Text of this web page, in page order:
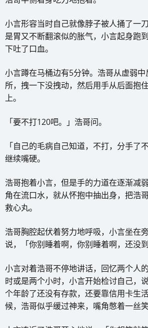
小言形容当时自己就像脖子被人捅了一
是胃又不断翻滚似的胀气，小言起身跑
下吐了口血。
小言蹲在马桶边有5分钟。浩哥从虚弱
所，拽一下没拽动，然后用手从后面抱
上。
「要不打120吧。」浩哥问。
「自己的毛病自己知道，不打，分手了
继续嘴硬。
浩哥抱着小言，但是手的力道在逐渐减
角在流口水，就从怀抱中抽出身，把浩
救心丸。
浩哥胸腔起伏着努力地呼吸，小言坐在
说，「你别睡着啊，你别睡着啊，还没到
小言对着浩哥不停地讲话，回忆两个人
时或是两个小时，小言开始检讨自己，
个年龄了还没有存款，还要靠信用卡生
候，浩哥似乎缓过神来，嘴角憋着一丝笑